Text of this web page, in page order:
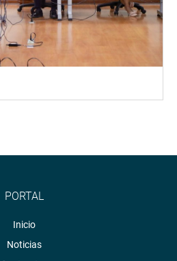
PORTAL
Inicio
Noticias